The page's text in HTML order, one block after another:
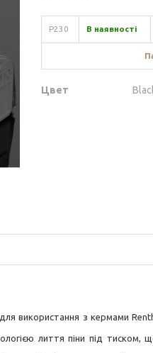
P230 В наявності
Цвет
використання з кермами
лиття піни під тиском,